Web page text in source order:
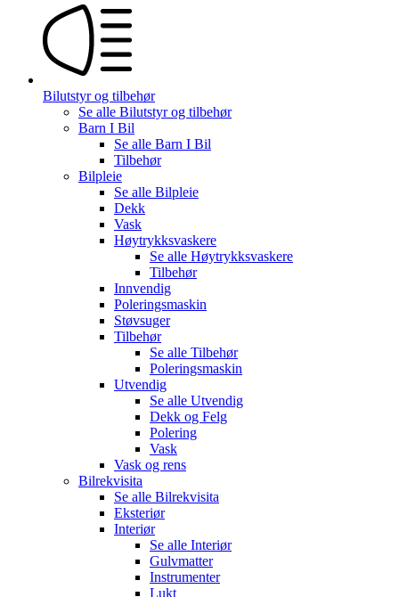
Bilutstyr og tilbehør
Se alle Bilutstyr og tilbehør
Barn I Bil
Se alle Barn I Bil
Tilbehør
Bilpleie
Se alle Bilpleie
Dekk
Vask
Høytrykksvaskere
Se alle Høytrykksvaskere
Tilbehør
Innvendig
Poleringsmaskin
Støvsuger
Tilbehør
Se alle Tilbehør
Poleringsmaskin
Utvendig
Se alle Utvendig
Dekk og Felg
Polering
Vask
Vask og rens
Bilrekvisita
Se alle Bilrekvisita
Eksteriør
Interiør
Se alle Interiør
Gulvmatter
Instrumenter
Lukt